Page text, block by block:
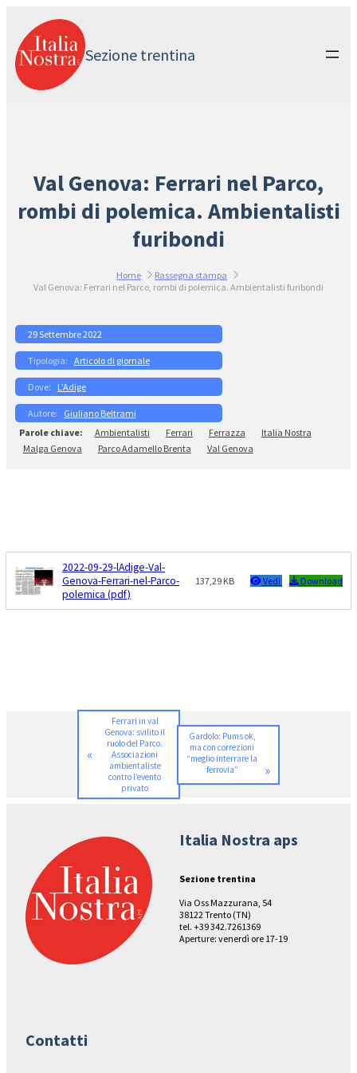
contenuto
Sezione trentina
Val Genova: Ferrari nel Parco,
rombi di polemica. Ambientalisti
furibondi
Home
Rassegna stampa
Val Genova: Ferrari nel Parco, rombi di polemica. Ambientalisti furibondi
29 Settembre 2022
Articolo di giornale
L’Adige
Giuliano Beltrami
Ambientalisti
Ferrari Ferrazza
Italia Nostra
Malga Genova
Parco Adamello Brenta Val Genova
2022-09-29-lAdige-Val-
Genova-Ferrari-nel-Parco-
polemica (pdf)
137,29 KB Vedi Download
«
Ferrari in val
Genova: svilito il
ruolo del Parco.
Associazioni
ambientaliste
contro l’evento
privato
Gardolo: Pums ok,
ma con correzioni
“meglio interrare la
ferrovia”
»
Italia Nostra aps
Sezione trentina
Via Oss Mazzurana, 54
38122 Trento (TN)
tel. +39 342.7261369
Aperture: venerdì ore 17-19
Contatti